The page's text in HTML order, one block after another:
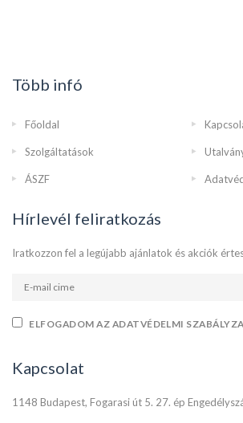
Több infó
Főoldal
Szolgáltatások
ÁSZF
Hírlevél feliratkozás
Iratkozzon fel a legújabb ajánlatok és akciók
ELFOGADOM AZ ADATVÉDELMI
Kapcsolat
1148 Budapest, Fogarasi út 5. 27. ép